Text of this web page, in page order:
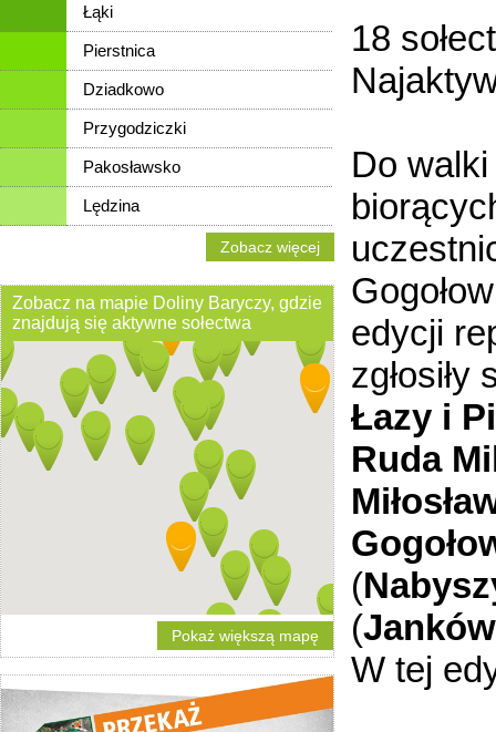
Łąki
Pierstnica
Dziadkowo
Przygodziczki
Pakosławsko
Lędzina
Zobacz więcej
Zobacz na mapie Doliny Baryczy, gdzie
znajdują się aktywne sołectwa
Pokaż większą mapę
18
Do walki
edycji
zgłosiły
Łazy i
Ruda
(
(
W tej